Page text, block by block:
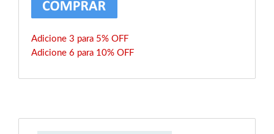
Adicione 3 para 5% OFF
Adicione 6 para 10% OFF